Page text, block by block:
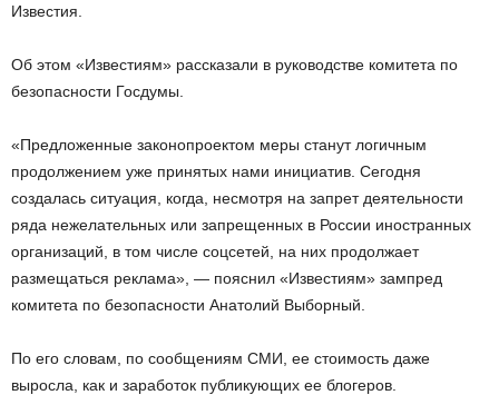
Известия.
Об этом «Известиям» рассказали в руководстве комитета по
безопасности Госдумы.
«Предложенные законопроектом меры станут логичным
продолжением уже принятых нами инициатив. Сегодня
создалась ситуация, когда, несмотря на запрет деятельности
ряда нежелательных или запрещенных в России иностранных
организаций, в том числе соцсетей, на них продолжает
размещаться реклама», — пояснил «Известиям» зампред
комитета по безопасности Анатолий Выборный.
По его словам, по сообщениям СМИ, ее стоимость даже
выросла, как и заработок публикующих ее блогеров.